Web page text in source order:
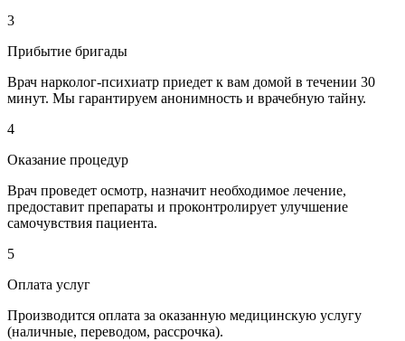
3
Прибытие бригады
Врач нарколог-психиатр приедет к вам домой в течении 30
минут. Мы гарантируем анонимность и врачебную тайну.
4
Оказание процедур
Врач проведет осмотр, назначит необходимое лечение,
предоставит препараты и проконтролирует улучшение
самочувствия пациента.
5
Оплата услуг
Производится оплата за оказанную медицинскую услугу
(наличные, переводом, рассрочка).